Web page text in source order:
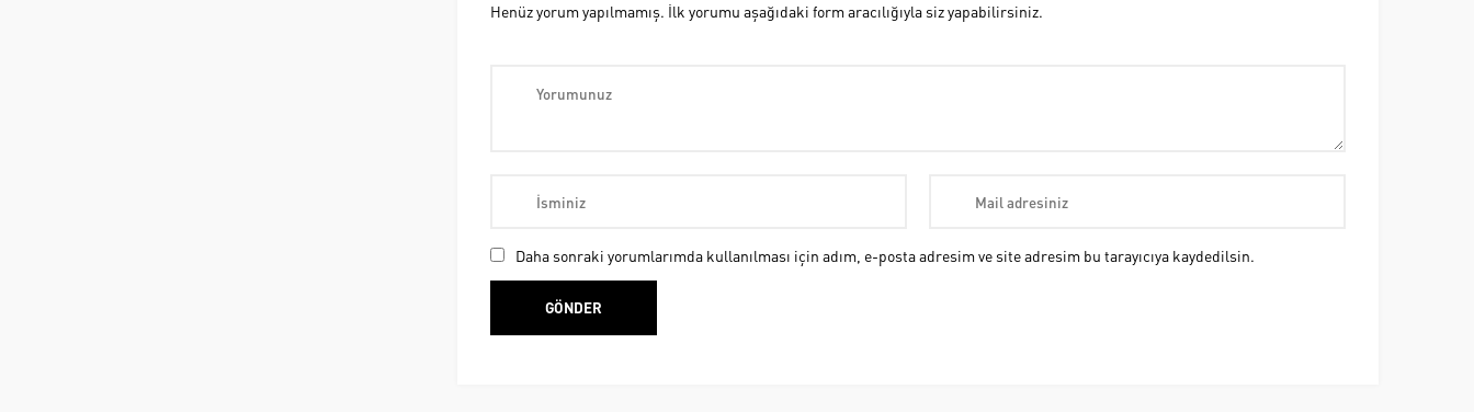
Henüz yorum yapılmamış. İlk yorumu aşağıdaki form aracılığıyla siz yapabilirsiniz.
Daha sonraki yorumlarımda kullanılması için adım, e-posta adresim ve site adresim bu tarayıcıya kaydedilsin.